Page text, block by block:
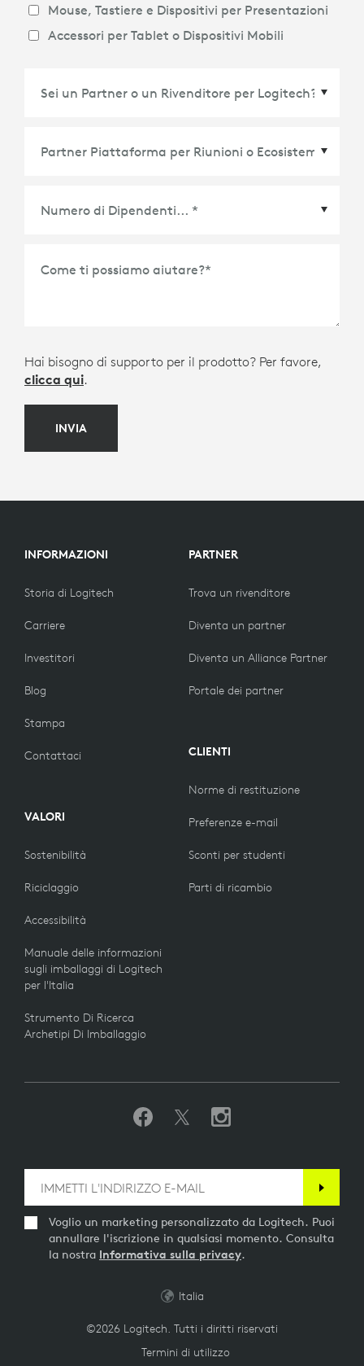
Mouse, Tastiere e Dispositivi per Presentazioni
Accessori per Tablet o Dispositivi Mobili
Come ti possiamo aiutare?*
Hai bisogno di supporto per il prodotto? Per favore,
clicca qui.
INVIA
INFORMAZIONI
Storia di Logitech
Carriere
Investitori
Blog
Stampa
Contattaci
VALORI
Sostenibilità
Riciclaggio
Accessibilità
Manuale delle informazioni
sugli imballaggi di Logitech
per l'Italia
Strumento Di Ricerca
Archetipi Di Imballaggio
PARTNER
Trova un rivenditore
Diventa un partner
Diventa un Alliance Partner
Portale dei partner
CLIENTI
Norme di restituzione
Preferenze e-mail
Sconti per studenti
Parti di ricambio
Voglio un marketing personalizzato da Logitech. Puoi
annullare l'iscrizione in qualsiasi momento. Consulta
la nostra Informativa sulla privacy.
©2026 Logitech. Tutti i diritti riservati
Termini di utilizzo
Italia